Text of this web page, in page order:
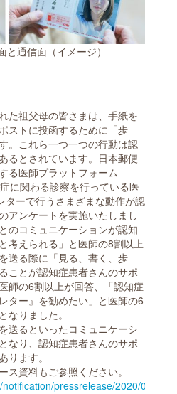
通信面（イメージ）
た祖父母の皆さまは、手紙を
ストに投函するために「歩
。これら一つ一つの行動は認
るとされています。日本郵便
る医師プラットフォーム
に関わる診察を行っている医
ターで行うさまざまな動作が認
アンケートを実施いたしまし
のコミュニケーションが認知
考えられる」と医師の8割以上
送る際に「見る、書く、歩
ことが認知症患者さんのサポ
師の6割以上が回答、「認知症
ター』を勧めたい」と医師の6
なりました。
送るといったコミュニケーシ
なり、認知症患者さんのサポ
ります。
ス資料もご参照ください。
pressrelease/2020/